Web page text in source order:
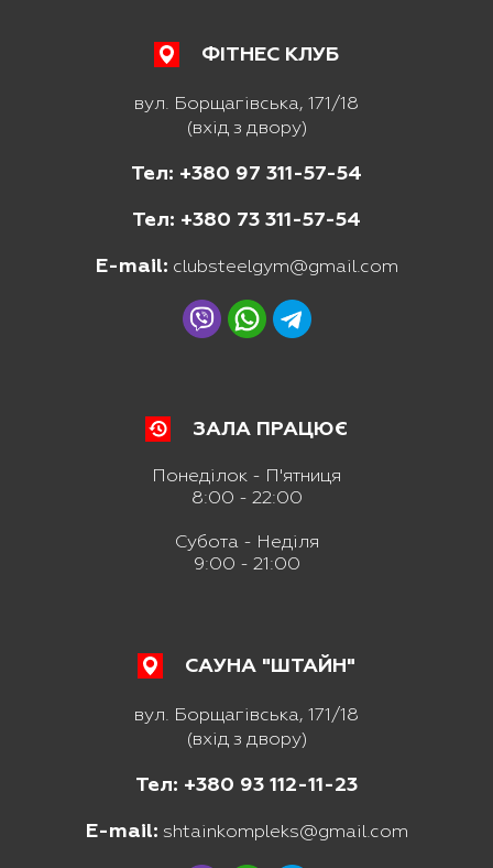
ФІТНЕС КЛУБ
вул. Борщагівська, 171/18
(вхід з двору)
Тел: +380 97 311-57-54
Тел: +380 73 311-57-54
E-mail: clubsteelgym@gmail.com
ЗАЛА ПРАЦЮЄ
Понеділок - П'ятниця
8:00 - 22:00
Субота - Неділя
9:00 - 21:00
САУНА "ШТАЙН"
вул. Борщагівська, 171/18
(вхід з двору)
Тел: +380 93 112-11-23
E-mail: shtainkompleks@gmail.com